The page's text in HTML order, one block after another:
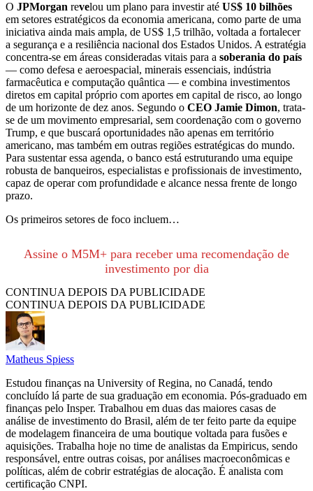
O JPMorgan revelou um plano para investir até US$ 10 bilhões
em setores estratégicos da economia americana, como parte de uma
iniciativa ainda mais ampla, de US$ 1,5 trilhão, voltada a fortalecer
a segurança e a resiliência nacional dos Estados Unidos. A estratégia
concentra-se em áreas consideradas vitais para a soberania do país
— como defesa e aeroespacial, minerais essenciais, indústria
farmacêutica e computação quântica — e combina investimentos
diretos em capital próprio com aportes em capital de risco, ao longo
de um horizonte de dez anos. Segundo o CEO Jamie Dimon, trata-
se de um movimento empresarial, sem coordenação com o governo
Trump, e que buscará oportunidades não apenas em território
americano, mas também em outras regiões estratégicas do mundo.
Para sustentar essa agenda, o banco está estruturando uma equipe
robusta de banqueiros, especialistas e profissionais de investimento,
capaz de operar com profundidade e alcance nessa frente de longo
prazo.
Os primeiros setores de foco incluem…
Assine o M5M+ para receber uma recomendação de
investimento por dia
CONTINUA DEPOIS DA PUBLICIDADE
CONTINUA DEPOIS DA PUBLICIDADE
Matheus Spiess
Estudou finanças na University of Regina, no Canadá, tendo
concluído lá parte de sua graduação em economia. Pós-graduado em
finanças pelo Insper. Trabalhou em duas das maiores casas de
análise de investimento do Brasil, além de ter feito parte da equipe
de modelagem financeira de uma boutique voltada para fusões e
aquisições. Trabalha hoje no time de analistas da Empiricus, sendo
responsável, entre outras coisas, por análises macroeconômicas e
políticas, além de cobrir estratégias de alocação. É analista com
certificação CNPI.